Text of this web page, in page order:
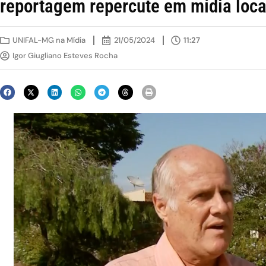
reportagem repercute em mídia
UNIFAL-MG na Mídia 21/05/2024
11:27
Igor Giugliano Esteves Rocha